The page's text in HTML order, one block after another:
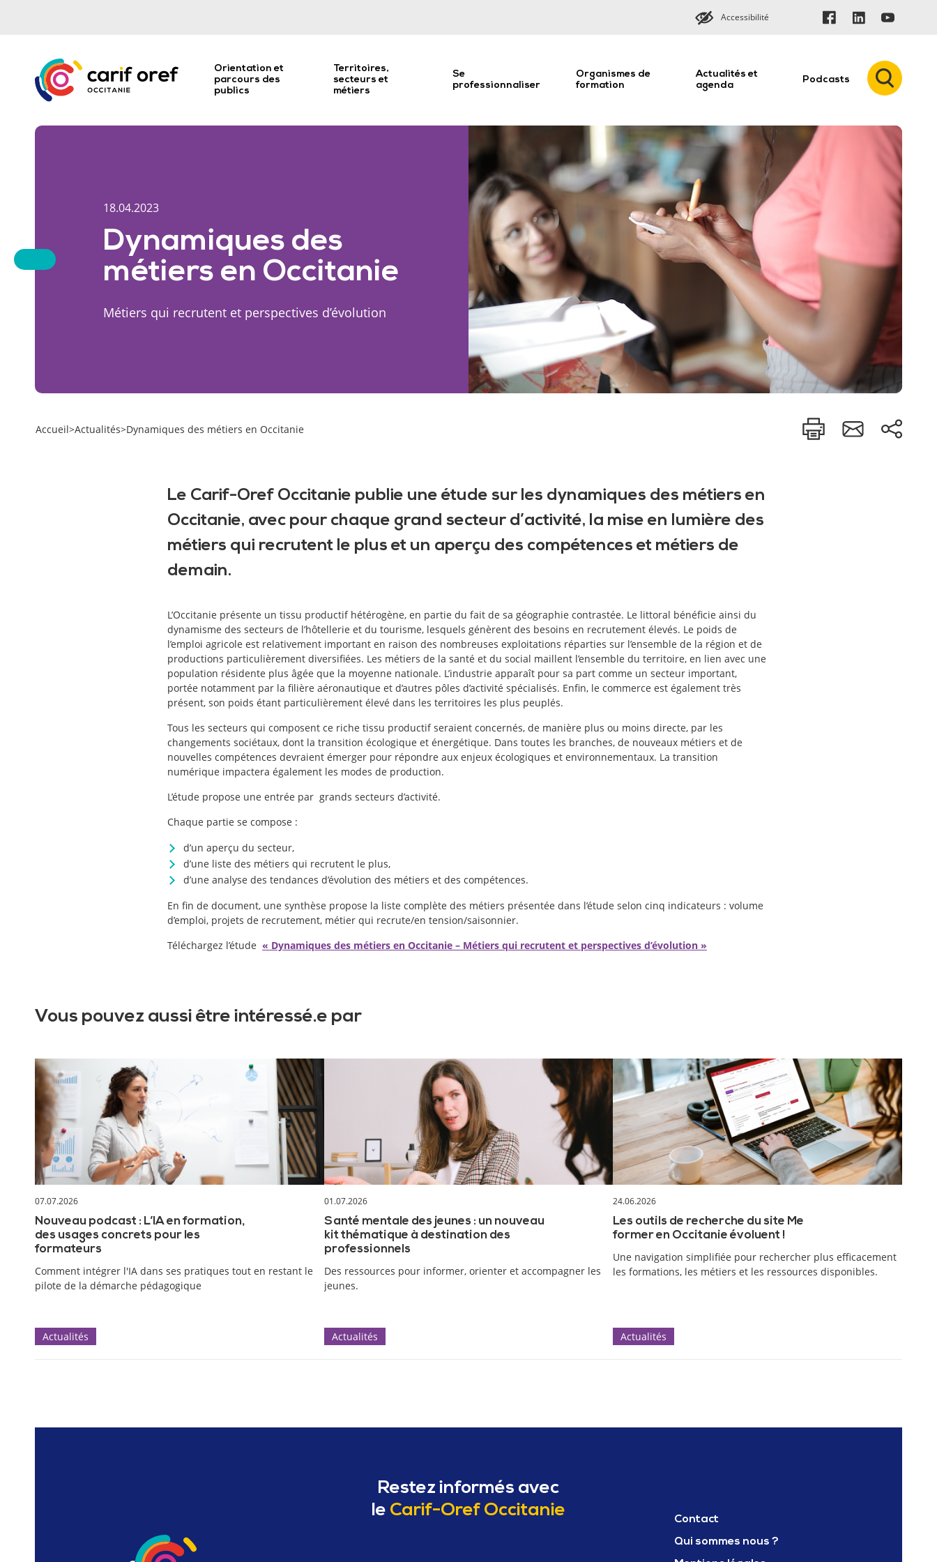
Accessibilité
Orientation et
parcours des
publics
Territoires,
secteurs et
métiers
Se
professionnaliser
Organismes de
formation
Actualités et
agenda
Podcasts
18.04.2023
Dynamiques des
métiers en Occitanie
Métiers qui recrutent et perspectives d’évolution
Accueil>Actualités>Dynamiques des métiers en Occitanie
Le Carif-Oref Occitanie publie une étude sur les dynamiques des métiers en
Occitanie, avec pour chaque grand secteur d’activité, la mise en lumière des
métiers qui recrutent le plus et un aperçu des compétences et métiers de
demain.
L’Occitanie présente un tissu productif hétérogène, en partie du fait de sa géographie contrastée. Le littoral bénéficie ainsi du
dynamisme des secteurs de l’hôtellerie et du tourisme, lesquels génèrent des besoins en recrutement élevés. Le poids de
l’emploi agricole est relativement important en raison des nombreuses exploitations réparties sur l’ensemble de la région et de
productions particulièrement diversifiées. Les métiers de la santé et du social maillent l’ensemble du territoire, en lien avec une
population résidente plus âgée que la moyenne nationale. L’industrie apparaît pour sa part comme un secteur important,
portée notamment par la filière aéronautique et d’autres pôles d’activité spécialisés. Enfin, le commerce est également très
présent, son poids étant particulièrement élevé dans les territoires les plus peuplés.
Tous les secteurs qui composent ce riche tissu productif seraient concernés, de manière plus ou moins directe, par les
changements sociétaux, dont la transition écologique et énergétique. Dans toutes les branches, de nouveaux métiers et de
nouvelles compétences devraient émerger pour répondre aux enjeux écologiques et environnementaux. La transition
numérique impactera également les modes de production.
L’étude propose une entrée par grands secteurs d’activité.
Chaque partie se compose :
d’un aperçu du secteur,
d’une liste des métiers qui recrutent le plus,
d’une analyse des tendances d’évolution des métiers et des compétences.
En fin de document, une synthèse propose la liste complète des métiers présentée dans l’étude selon cinq indicateurs : volume
d’emploi, projets de recrutement, métier qui recrute/en tension/saisonnier.
Téléchargez l’étude « Dynamiques des métiers en Occitanie – Métiers qui recrutent et perspectives d’évolution »
Vous pouvez aussi être intéressé.e par
07.07.2026
Nouveau podcast : L’IA en formation,
des usages concrets pour les
formateurs
Comment intégrer l'IA dans ses pratiques tout en restant le
pilote de la démarche pédagogique
Actualités
01.07.2026
Santé mentale des jeunes : un nouveau
kit thématique à destination des
professionnels
Des ressources pour informer, orienter et accompagner les
jeunes.
Actualités
24.06.2026
Les outils de recherche du site Me
former en Occitanie évoluent !
Une navigation simplifiée pour rechercher plus efficacement
les formations, les métiers et les ressources disponibles.
Actualités
Restez informés avec
le Carif-Oref Occitanie
Contact
Qui sommes nous ?